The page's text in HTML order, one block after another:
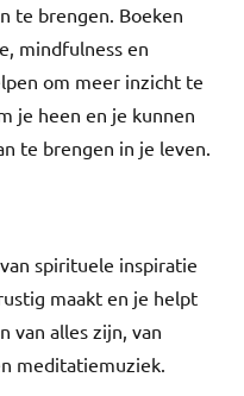
te brengen. Boeken
mindfulness en
om meer inzicht te
je heen en je kunnen
te brengen in je leven.
spirituele inspiratie
maakt en je helpt
van alles zijn, van
meditatiemuziek.